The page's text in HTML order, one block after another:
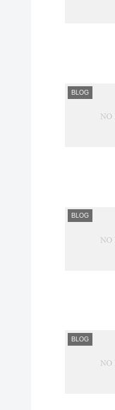
BLOG
BLOG
BLOG